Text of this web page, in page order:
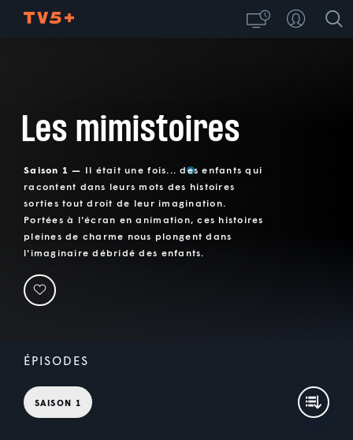
Les mimistoires
Saison 1 — Il était une fois... des enfants qui
racontent dans leurs mots des histoires
sorties tout droit de leur imagination.
Portées à l'écran en animation, ces histoires
pleines de charme nous plongent dans
l'imaginaire débridé des enfants.
ÉPISODES
SAISON 1